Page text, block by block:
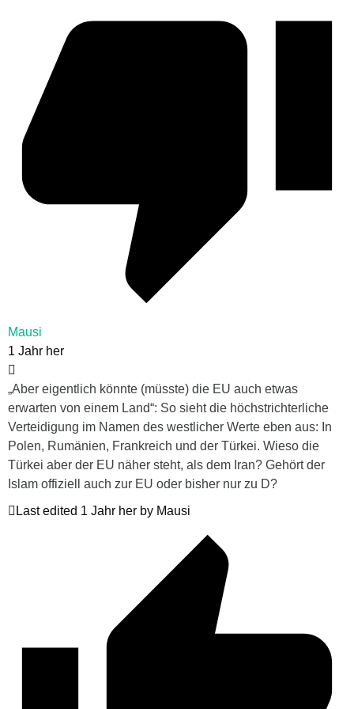
Mausi
1 Jahr her
„Aber eigentlich könnte (müsste) die EU auch etwas
erwarten von einem Land“: So sieht die höchstrichterliche
Verteidigung im Namen des westlicher Werte eben aus: In
Polen, Rumänien, Frankreich und der Türkei. Wieso die
Türkei aber der EU näher steht, als dem Iran? Gehört der
Islam offiziell auch zur EU oder bisher nur zu D?
Last edited 1 Jahr her by Mausi